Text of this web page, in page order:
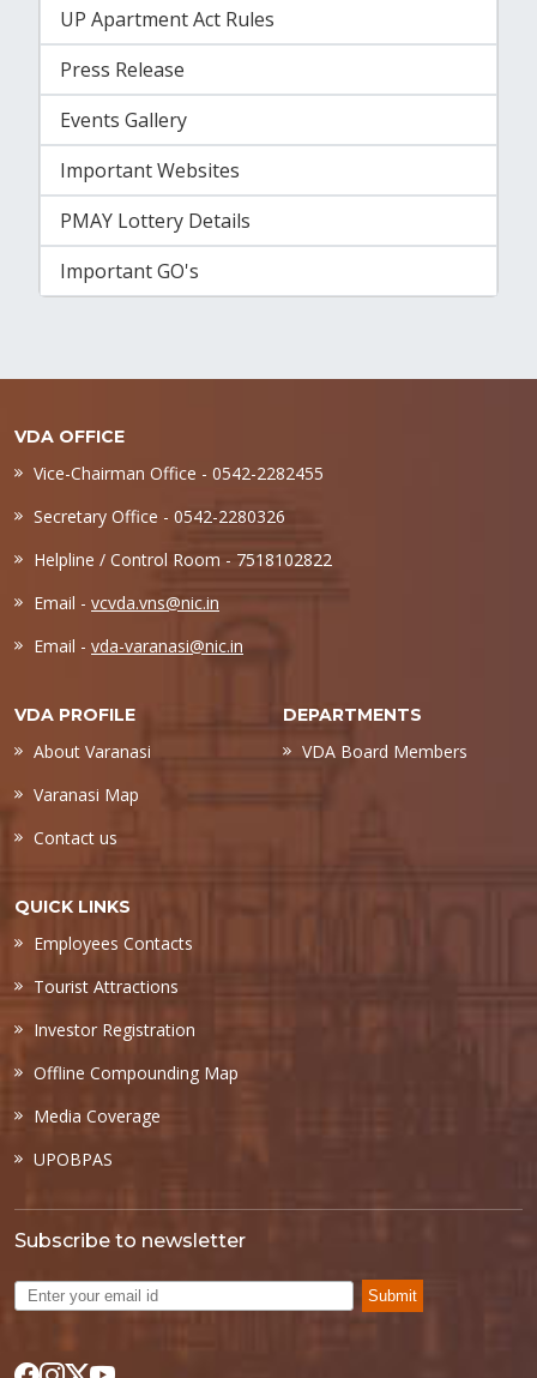
UP Apartment Act Rules
Press Release
Events Gallery
Important Websites
PMAY Lottery Details
Important GO's
VDA OFFICE
Vice-Chairman Office - 0542-2282455
Secretary Office - 0542-2280326
Helpline / Control Room - 7518102822
Email - vcvda.vns@nic.in
Email - vda-varanasi@nic.in
VDA PROFILE
About Varanasi
Varanasi Map
Contact us
DEPARTMENTS
VDA Board Members
QUICK LINKS
Employees Contacts
Tourist Attractions
Investor Registration
Offline Compounding Map
Media Coverage
UPOBPAS
Subscribe to newsletter
Submit